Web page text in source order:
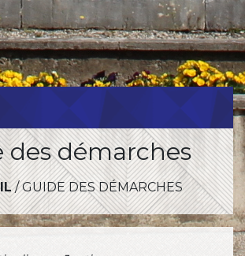
des démarches
/GUIDE DES DÉMARCHES